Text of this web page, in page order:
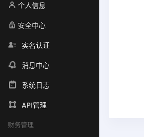
个人信息
安全中心
实名认证
消息中心
系统日志
API管理
财务管理